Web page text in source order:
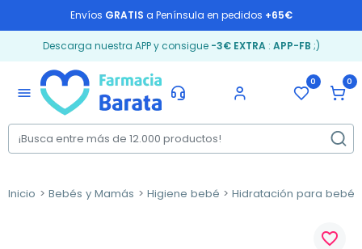
Envíos GRATIS a Península en pedidos +65€
Descarga nuestra APP y consigue -3€ EXTRA: APP-FB ;)
menu
0 0
Inicio Bebés y Mamás Higiene bebé Hidratación para bebés
favorite_border